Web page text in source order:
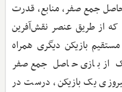
جمع صفر، منابع، قدرت
از طریق عنصر نقش‌آفرین
بازیکن دیگری همراه
از بازی حاصل جمع صفر
یک بازیکن، درست در